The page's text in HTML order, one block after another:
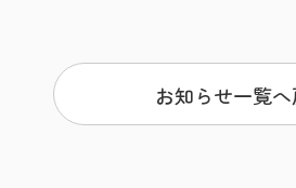
お知らせ一覧へ